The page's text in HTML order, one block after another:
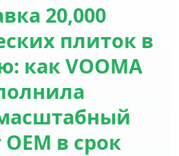
20,000
плиток в
как VOOMA
в срок